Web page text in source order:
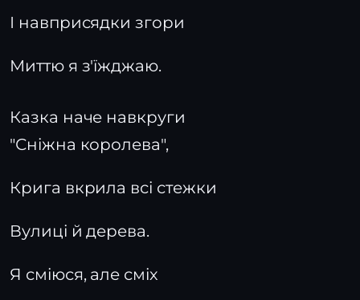
І навприсядки згори
Миттю я з'їжджаю.
Казка наче навкруги
"Сніжна королева",
Крига вкрила всі стежки
Вулиці й дерева.
Я сміюся, але сміх